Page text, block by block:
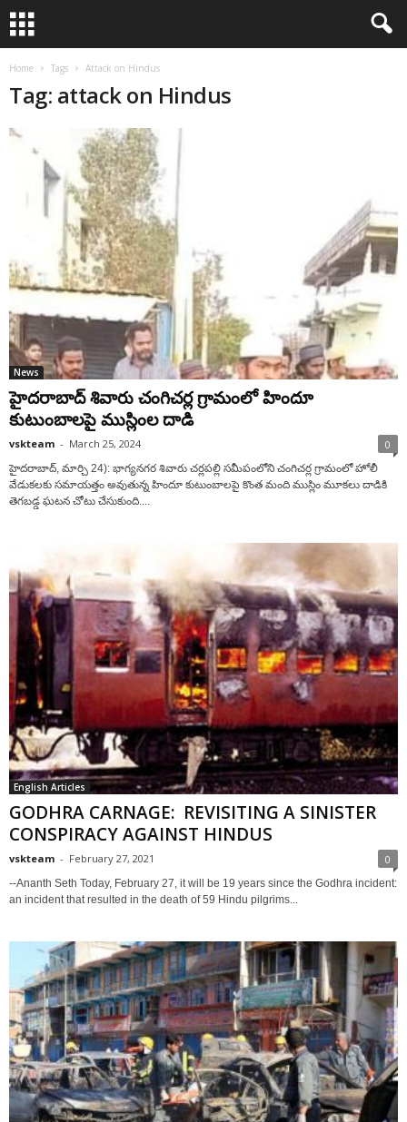
Home Tags Attack on Hindus
Tag: attack on Hindus
News
హైదరాబాద్ శివారు చంగిచర్ల గ్రామంలో హిందూ
కుటుంబాలపై ముస్లింల దాడి
vskteam - March 25, 2024 0
హైదరాబాద్, మార్చి 24): భాగ్యనగర శివారు చర్లపల్లి సమీపంలోని చంగిచర్ల గ్రామంలో హోలీ
వేడుకలకు సమాయత్తం అవుతున్న హిందూ కుటుంబాలపై కొంత మంది ముస్లిం మూకలు దాడికి
తెగబడ్డ ఘటన చోటు చేసుకుంది....
English Articles
GODHRA CARNAGE: REVISITING A SINISTER
CONSPIRACY AGAINST HINDUS
vskteam - February 27, 2021 0
--Ananth Seth Today, February 27, it will be 19 years since the Godhra incident:
an incident that resulted in the death of 59 Hindu pilgrims...